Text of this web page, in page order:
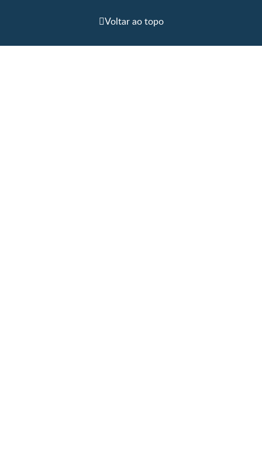
Voltar ao topo